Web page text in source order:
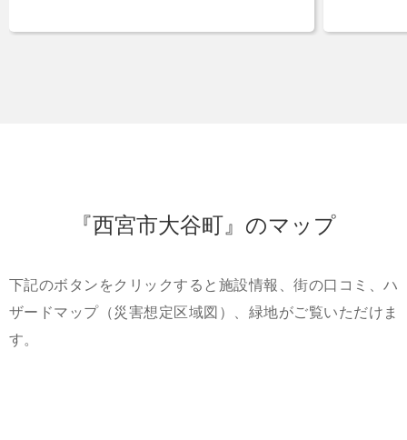
『西宮市大谷町』のマップ
下記のボタンをクリックすると施設情報、街の口コミ、ハ
ザードマップ（災害想定区域図）、緑地がご覧いただけま
す。